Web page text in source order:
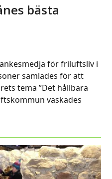
bästa
för friluftsliv i
samlades för att
tema ”Det hållbara
vaskades